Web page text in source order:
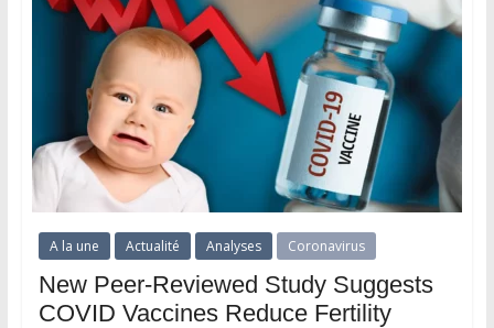
A la une Actualité Analyses Coronavirus
New Peer-Reviewed Study Suggests
COVID Vaccines Reduce Fertility